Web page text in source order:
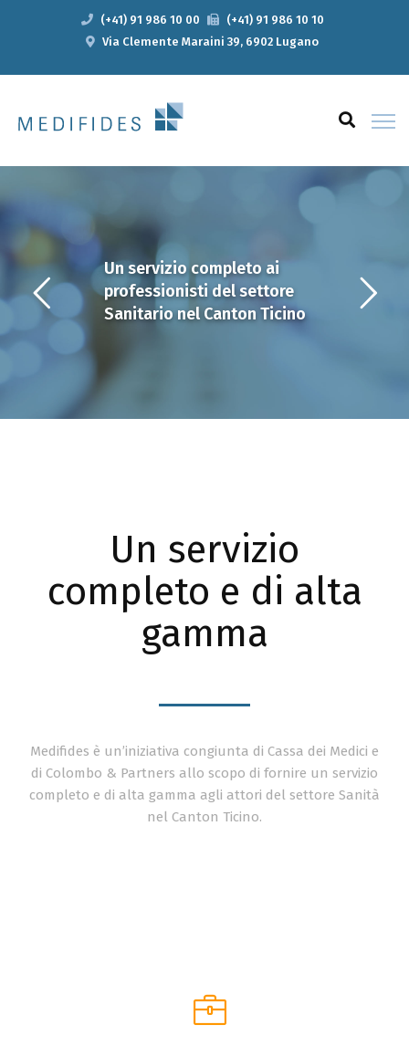
(+41) 91 986 10 00
(+41) 91 986 10 10
Via Clemente Maraini 39, 6902 Lugano
Un servizio completo ai
professionisti del settore
Sanitario nel Canton Ticino
Un servizio
completo e di alta
gamma
Medifides è un’iniziativa congiunta di Cassa dei Medici e
di Colombo & Partners allo scopo di fornire un servizio
completo e di alta gamma agli attori del settore Sanità
nel Canton Ticino.